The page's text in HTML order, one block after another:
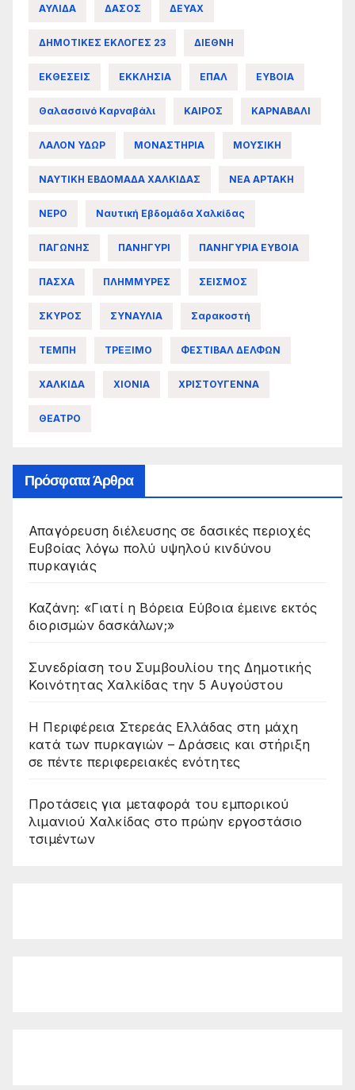
ΑΥΛΙΔΑ ΔΑΣΟΣ ΔΕΥΑΧ
ΔΗΜΟΤΙΚΕΣ ΕΚΛΟΓΕΣ 23 ΔΙΕΘΝΗ
ΕΚΘΕΣΕΙΣ ΕΚΚΛΗΣΙΑ ΕΠΑΛ ΕΥΒΟΙΑ
Θαλασσινό Καρναβάλι ΚΑΙΡΟΣ ΚΑΡΝΑΒΑΛΙ
ΛΑΛΟΝ ΥΔΩΡ ΜΟΝΑΣΤΗΡΙΑ ΜΟΥΣΙΚΗ
ΝΑΥΤΙΚΗ ΕΒΔΟΜΑΔΑ ΧΑΛΚΙΔΑΣ ΝΕΑ ΑΡΤΑΚΗ
ΝΕΡΟ Ναυτική Εβδομάδα Χαλκίδας
ΠΑΓΩΝΗΣ ΠΑΝΗΓΥΡΙ ΠΑΝΗΓΥΡΙΑ ΕΥΒΟΙΑ
ΠΑΣΧΑ ΠΛΗΜΜΥΡΕΣ ΣΕΙΣΜΟΣ
ΣΚΥΡΟΣ ΣΥΝΑΥΛΙΑ Σαρακοστή
ΤΕΜΠΗ ΤΡΕΞΙΜΟ ΦΕΣΤΙΒΑΛ ΔΕΛΦΩΝ
ΧΑΛΚΙΔΑ ΧΙΟΝΙΑ ΧΡΙΣΤΟΥΓΕΝΝΑ
ΘΕΑΤΡΟ
Πρόσφατα Άρθρα
Απαγόρευση διέλευσης σε δασικές περιοχές
Ευβοίας λόγω πολύ υψηλού κινδύνου
πυρκαγιάς
Καζάνη: «Γιατί η Βόρεια Εύβοια έμεινε εκτός
διορισμών δασκάλων;»
Συνεδρίαση του Συμβουλίου της Δημοτικής
Κοινότητας Χαλκίδας την 5 Αυγούστου
Η Περιφέρεια Στερεάς Ελλάδας στη μάχη
κατά των πυρκαγιών – Δράσεις και στήριξη
σε πέντε περιφερειακές ενότητες
Προτάσεις για μεταφορά του εμπορικού
λιμανιού Χαλκίδας στο πρώην εργοστάσιο
τσιμέντων